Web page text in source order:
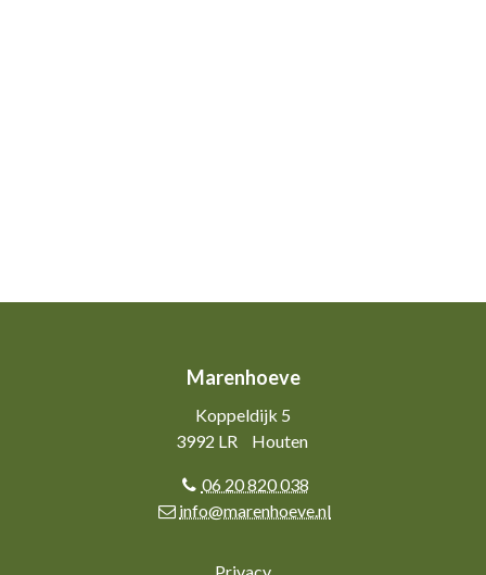
Marenhoeve
Koppeldijk 5
3992 LR
Houten
06 20 820 038
info@marenhoeve.nl